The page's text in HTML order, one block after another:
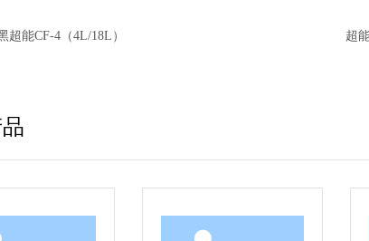
超能CF-4（4L/18L） 超